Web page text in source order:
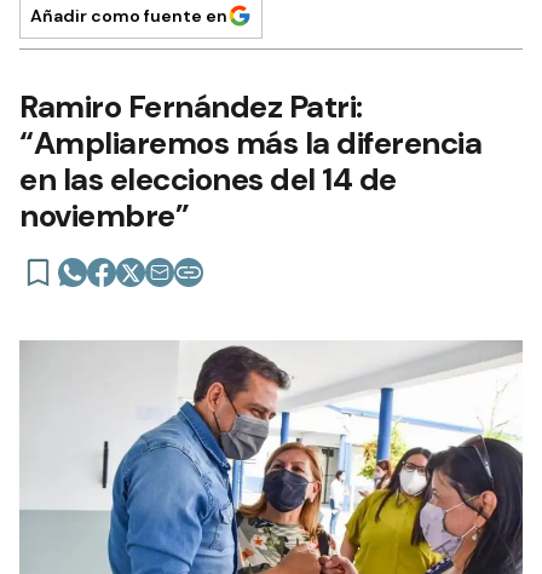
Añadir como fuente en
Ramiro Fernández Patri:
“Ampliaremos más la diferencia
en las elecciones del 14 de
noviembre”